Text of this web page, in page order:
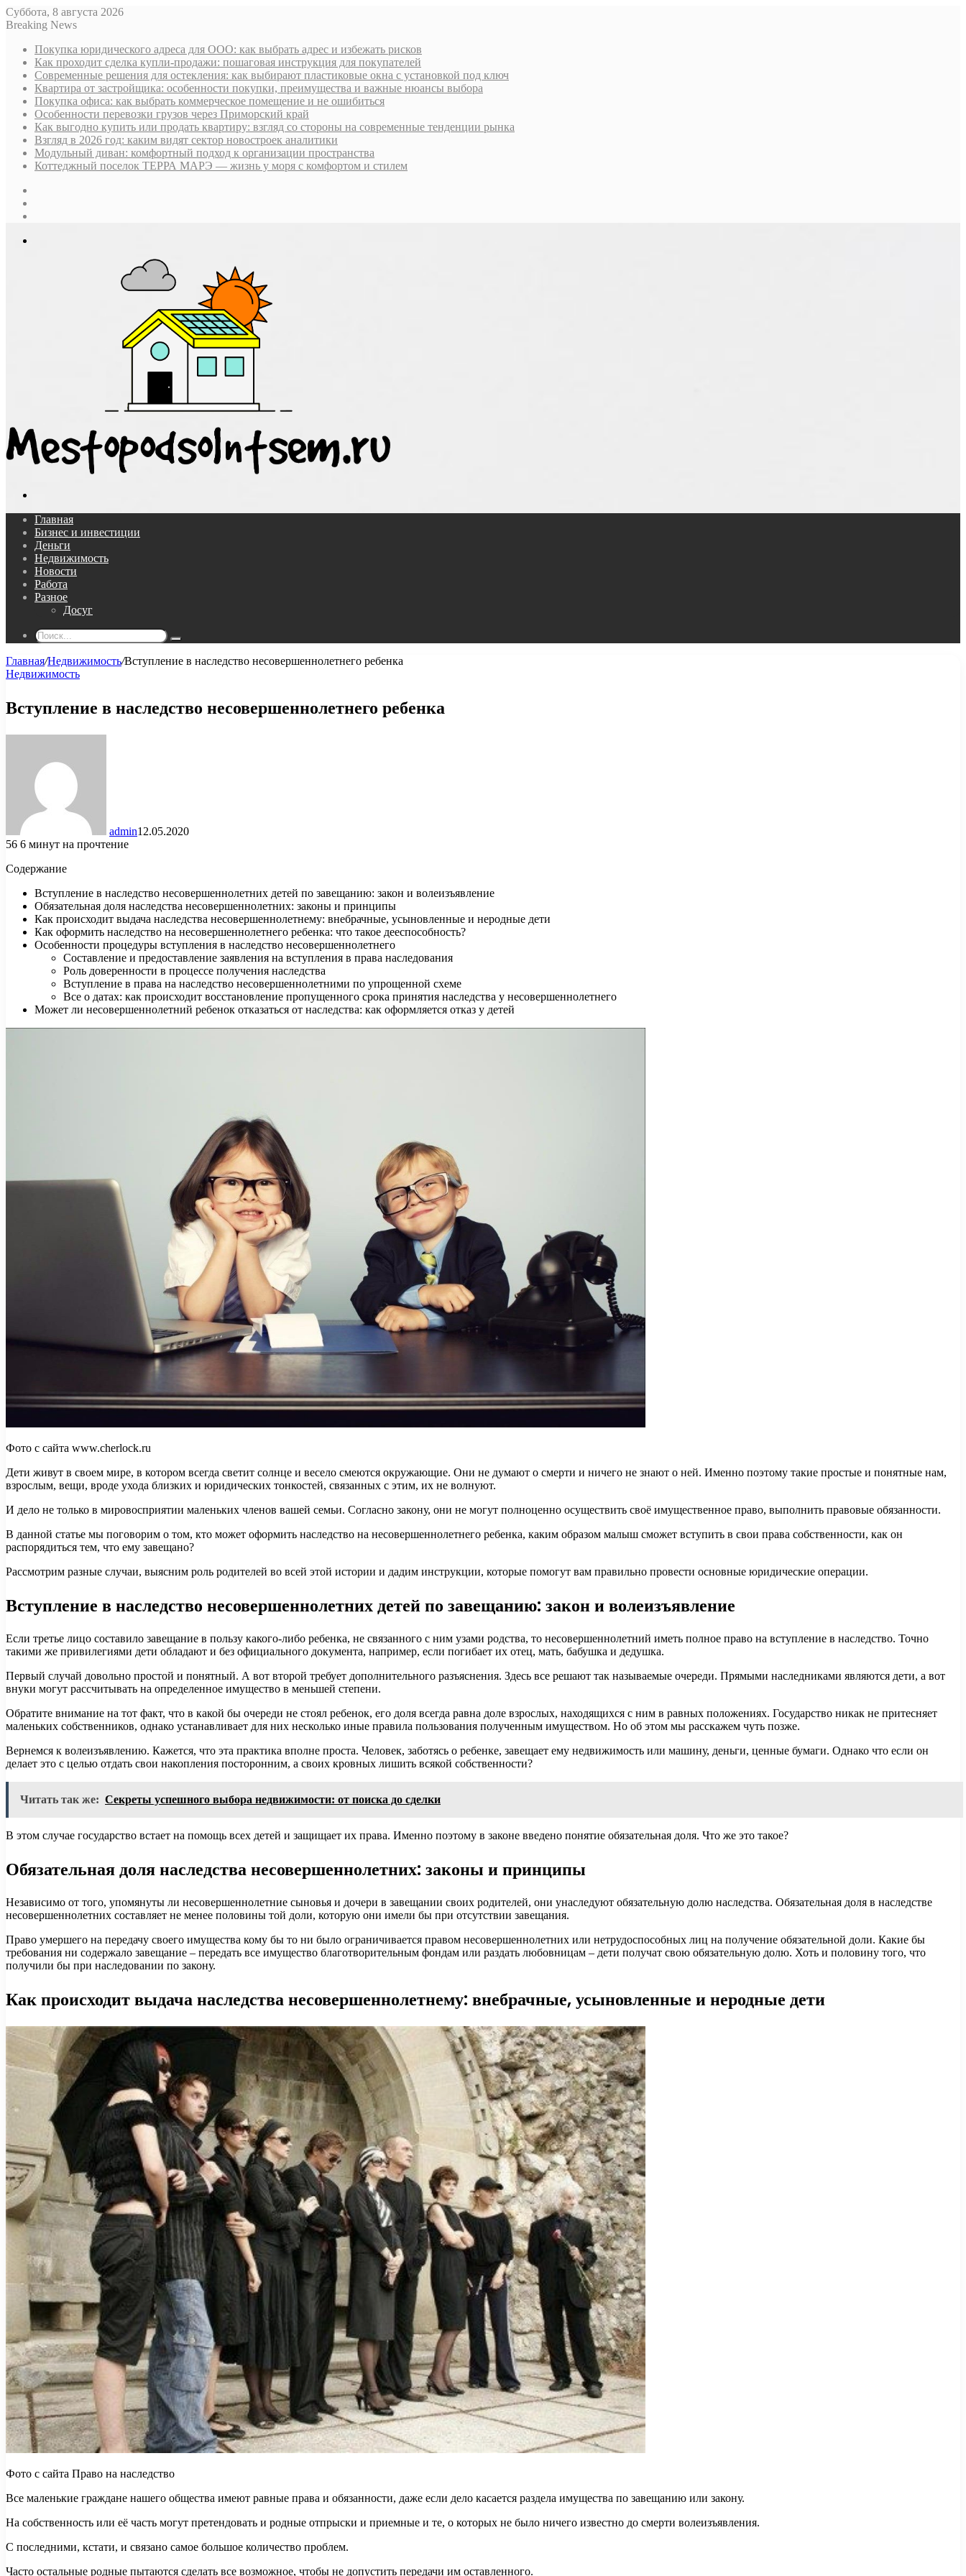
Суббота, 8 августа 2026
Breaking News
Покупка юридического адреса для ООО: как выбрать адрес и избежать рисков
Как проходит сделка купли-продажи: пошаговая инструкция для покупателей
Современные решения для остекления: как выбирают пластиковые окна с установкой под ключ
Квартира от застройщика: особенности покупки, преимущества и важные нюансы выбора
Покупка офиса: как выбрать коммерческое помещение и не ошибиться
Особенности перевозки грузов через Приморский край
Как выгодно купить или продать квартиру: взгляд со стороны на современные тенденции рынка
Взгляд в 2026 год: каким видят сектор новостроек аналитики
Модульный диван: комфортный подход к организации пространства
Коттеджный поселок ТЕРРА МАРЭ — жизнь у моря с комфортом и стилем
Главная
Бизнес и инвестиции
Деньги
Недвижимость
Новости
Работа
Разное
Досуг
Поиск...
Главная/Недвижимость/Вступление в наследство несовершеннолетнего ребенка
Недвижимость
Вступление в наследство несовершеннолетнего ребенка
admin12.05.2020
56 6 минут на прочтение
Содержание
Вступление в наследство несовершеннолетних детей по завещанию: закон и волеизъявление
Обязательная доля наследства несовершеннолетних: законы и принципы
Как происходит выдача наследства несовершеннолетнему: внебрачные, усыновленные и неродные дети
Как оформить наследство на несовершеннолетнего ребенка: что такое дееспособность?
Особенности процедуры вступления в наследство несовершеннолетнего
Составление и предоставление заявления на вступления в права наследования
Роль доверенности в процессе получения наследства
Вступление в права на наследство несовершеннолетними по упрощенной схеме
Все о датах: как происходит восстановление пропущенного срока принятия наследства у несовершеннолетнего
Может ли несовершеннолетний ребенок отказаться от наследства: как оформляется отказ у детей
Фото с сайта www.cherlock.ru
Дети живут в своем мире, в котором всегда светит солнце и весело смеются окружающие. Они не думают о смерти и ничего не знают о ней. Именно поэтому такие простые и понятные нам,
взрослым, вещи, вроде ухода близких и юридических тонкостей, связанных с этим, их не волнуют.
И дело не только в мировосприятии маленьких членов вашей семьи. Согласно закону, они не могут полноценно осуществить своё имущественное право, выполнить правовые обязанности.
В данной статье мы поговорим о том, кто может оформить наследство на несовершеннолетнего ребенка, каким образом малыш сможет вступить в свои права собственности, как он
распорядиться тем, что ему завещано?
Рассмотрим разные случаи, выясним роль родителей во всей этой истории и дадим инструкции, которые помогут вам правильно провести основные юридические операции.
Вступление в наследство несовершеннолетних детей по завещанию: закон и волеизъявление
Если третье лицо составило завещание в пользу какого-либо ребенка, не связанного с ним узами родства, то несовершеннолетний иметь полное право на вступление в наследство. Точно
такими же привилегиями дети обладают и без официального документа, например, если погибает их отец, мать, бабушка и дедушка.
Первый случай довольно простой и понятный. А вот второй требует дополнительного разъяснения. Здесь все решают так называемые очереди. Прямыми наследниками являются дети, а вот
внуки могут рассчитывать на определенное имущество в меньшей степени.
Обратите внимание на тот факт, что в какой бы очереди не стоял ребенок, его доля всегда равна доле взрослых, находящихся с ним в равных положениях. Государство никак не притесняет
маленьких собственников, однако устанавливает для них несколько иные правила пользования полученным имуществом. Но об этом мы расскажем чуть позже.
Вернемся к волеизъявлению. Кажется, что эта практика вполне проста. Человек, заботясь о ребенке, завещает ему недвижимость или машину, деньги, ценные бумаги. Однако что если он
делает это с целью отдать свои накопления посторонним, а своих кровных лишить всякой собственности?
Читать так же: Секреты успешного выбора недвижимости: от поиска до сделки
В этом случае государство встает на помощь всех детей и защищает их права. Именно поэтому в законе введено понятие обязательная доля. Что же это такое?
Обязательная доля наследства несовершеннолетних: законы и принципы
Независимо от того, упомянуты ли несовершеннолетние сыновья и дочери в завещании своих родителей, они унаследуют обязательную долю наследства. Обязательная доля в наследстве
несовершеннолетних составляет не менее половины той доли, которую они имели бы при отсутствии завещания.
Право умершего на передачу своего имущества кому бы то ни было ограничивается правом несовершеннолетних или нетрудоспособных лиц на получение обязательной доли. Какие бы
требования ни содержало завещание – передать все имущество благотворительным фондам или раздать любовницам – дети получат свою обязательную долю. Хоть и половину того, что
получили бы при наследовании по закону.
Как происходит выдача наследства несовершеннолетнему: внебрачные, усыновленные и неродные дети
Фото с сайта Право на наследство
Все маленькие граждане нашего общества имеют равные права и обязанности, даже если дело касается раздела имущества по завещанию или закону.
На собственность или её часть могут претендовать и родные отпрыски и приемные и те, о которых не было ничего известно до смерти волеизъявления.
С последними, кстати, и связано самое большое количество проблем.
Часто остальные родные пытаются сделать все возможное, чтобы не допустить передачи им оставленного.